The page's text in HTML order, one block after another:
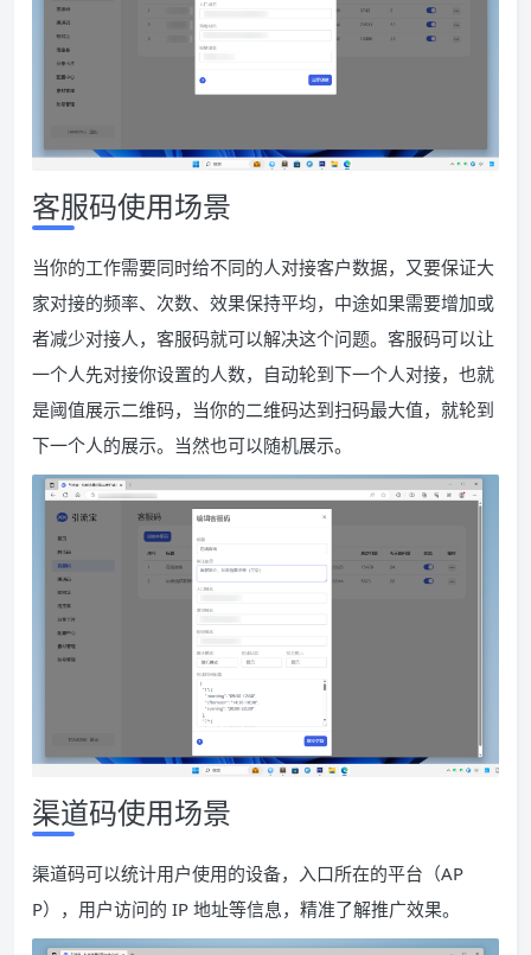
客服码使用场景
当你的工作需要同时给不同的人对接客户数据，又要保证大
家对接的频率、次数、效果保持平均，中途如果需要增加或
者减少对接人，客服码就可以解决这个问题。客服码可以让
一个人先对接你设置的人数，自动轮到下一个人对接，也就
是阈值展示二维码，当你的二维码达到扫码最大值，就轮到
下一个人的展示。当然也可以随机展示。
渠道码使用场景
渠道码可以统计用户使用的设备，入口所在的平台（AP
P），用户访问的 IP 地址等信息，精准了解推广效果。